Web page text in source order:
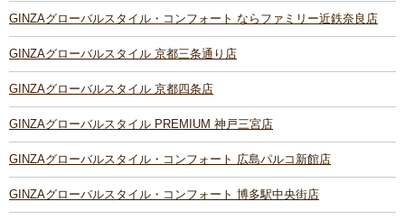
GINZAグローバルスタイル・コンフォート ならファミリー近鉄奈良店
GINZAグローバルスタイル 京都三条通り店
GINZAグローバルスタイル 京都四条店
GINZAグローバルスタイル PREMIUM 神戸三宮店
GINZAグローバルスタイル・コンフォート 広島パルコ新館店
GINZAグローバルスタイル・コンフォート 博多駅中央街店